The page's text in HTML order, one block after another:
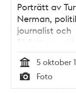
Porträtt av
Nerman,
journalist och
författare, vid
skrivmaskinen
Tid
5 oktober
Typ
Foto